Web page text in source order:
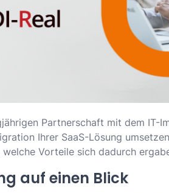
Partnerschaft mit dem IT-
Ihrer SaaS-Lösung
Vorteile sich dadurch
auf einen Blick